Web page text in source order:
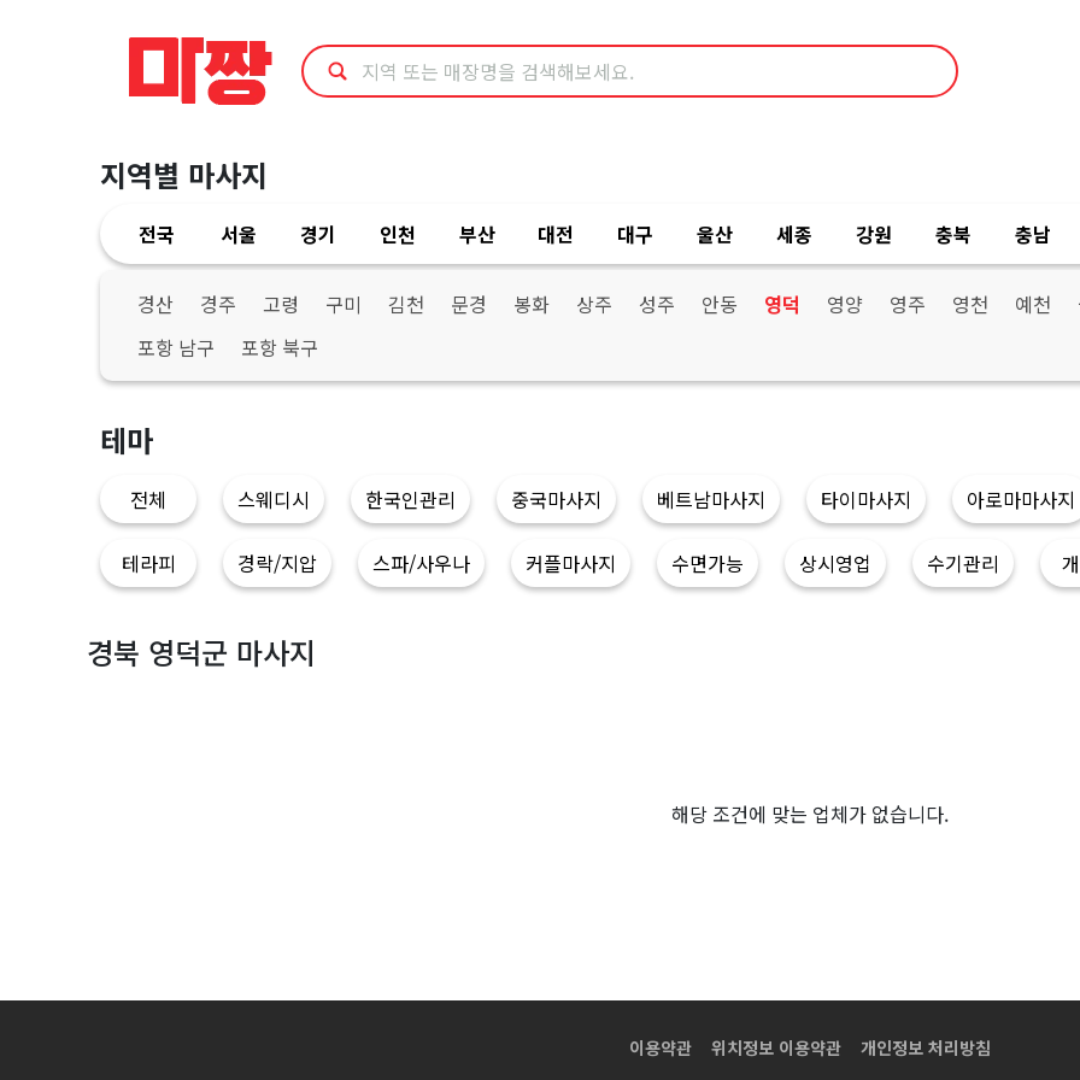
지역별 마사지
전국 서울 경기 인천 부산 대전 대구 울산 세종 강원 충북 충남
경산 경주 고령 구미 김천 문경 봉화 상주 성주 안동 영덕 영양 영주 영천 예천
포항 남구
포항 북구
테마
전체 스웨디시 한국인관리 중국마사지 베트남마사지 타이마사지 아로마마사지
테라피 경락/지압 스파/사우나 커플마사지 수면가능 상시영업 수기관리
경북 영덕군 마사지
해당 조건에 맞는 업체가 없습니다.
이용약관 위치정보 이용약관 개인정보 처리방침